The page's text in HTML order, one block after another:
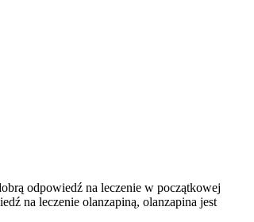
odpowiedź na leczenie w początkowej
na leczenie olanzapiną, olanzapina jest